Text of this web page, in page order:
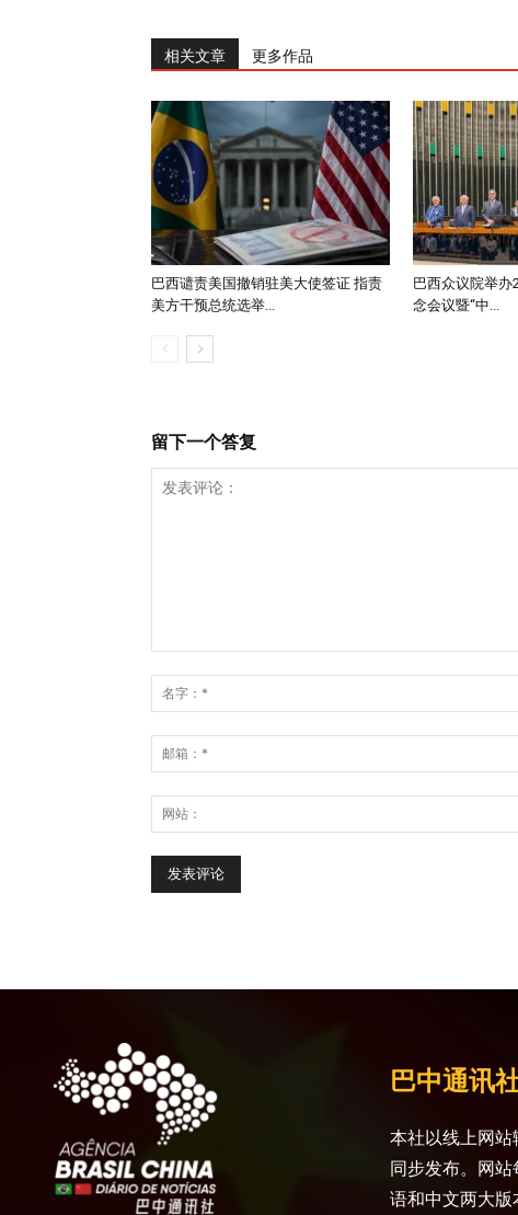
相关文章 更多作品
巴西谴责美国撤销驻美大使签证 指责
美方干预总统选举...
巴西众议院举办
念会议暨“中...
留下一个答复
巴中通讯
本社以线上网
同步发布。网
语和中文两大版